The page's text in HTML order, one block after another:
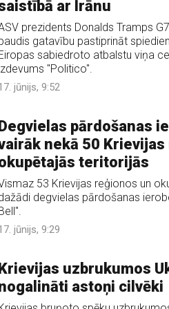
ar Irānu
prezidents Donalds Tramps
gatavību pastiprināt
sabiedroto atbalstu viņa
"Politico".
jūnijs, 9:52
pārdošanas
nekā 50
teritorijās
53 Krievijas reģionos un
degvielas pārdošanas
jūnijs, 9:29
uzbrukumos
astoņi cilvēki